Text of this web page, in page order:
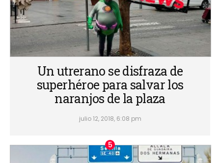
Un utrerano se disfraza de
superhéroe para salvar los
naranjos de la plaza
julio 12, 2018, 6:08 pm